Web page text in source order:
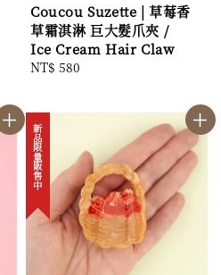
Coucou Suzette | 草莓香
草霜淇淋 巨大髮爪夾 /
Ice Cream Hair Claw
Regular
NT$ 580
新品限量販售中